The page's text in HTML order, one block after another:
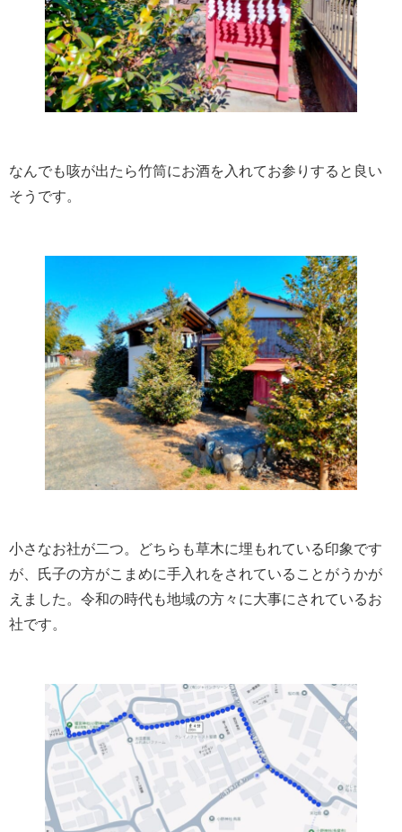
なんでも咳が出たら竹筒にお酒を入れてお参りすると良い
そうです。
小さなお社が二つ。どちらも草木に埋もれている印象です
が、氏子の方がこまめに手入れをされていることがうかが
えました。令和の時代も地域の方々に大事にされているお
社です。